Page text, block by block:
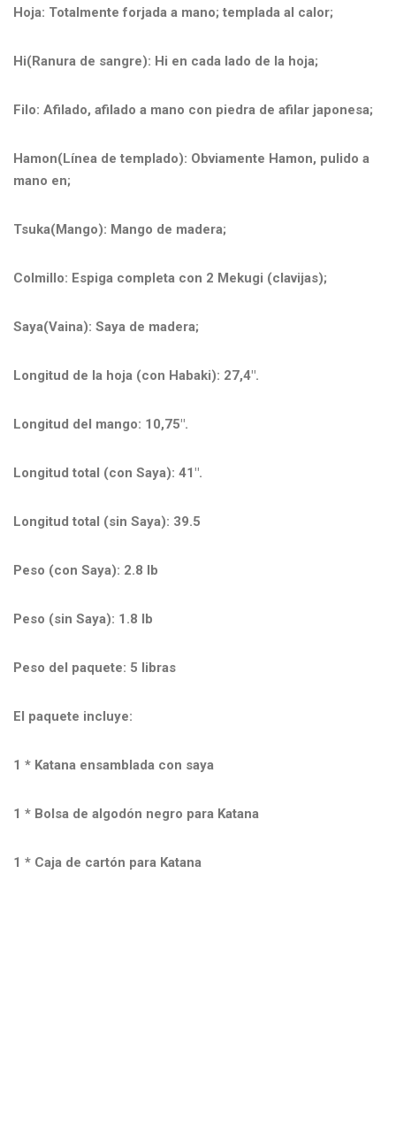
Hoja: Totalmente forjada a mano; templada al calor;
Hi(Ranura de sangre): Hi en cada lado de la hoja;
Filo: Afilado, afilado a mano con piedra de afilar japonesa;
Hamon(Línea de templado): Obviamente Hamon, pulido a
mano en;
Tsuka(Mango): Mango de madera;
Colmillo: Espiga completa con 2 Mekugi (clavijas);
Saya(Vaina): Saya de madera;
Longitud de la hoja (con Habaki): 27,4".
Longitud del mango: 10,75".
Longitud total (con Saya): 41".
Longitud total (sin Saya): 39.5
Peso (con Saya): 2.8 lb
Peso (sin Saya): 1.8 lb
Peso del paquete: 5 libras
El paquete incluye:
1 * Katana ensamblada con saya
1 * Bolsa de algodón negro para Katana
1 * Caja de cartón para Katana